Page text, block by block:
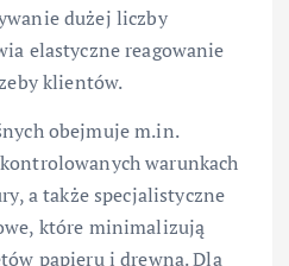
dużej liczby
elastyczne reagowanie
klientów.
obejmuje m.in.
warunkach
a także specjalistyczne
które minimalizują
papieru i drewna. Dla